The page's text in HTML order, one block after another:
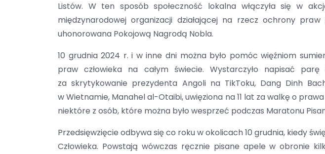
Listów. W ten sposób społeczność lokalna włączyła się w
międzynarodowej organizacji działającej na rzecz ochrony praw
uhonorowana Pokojową Nagrodą Nobla.
10 grudnia 2024 r. i w inne dni można było pomóc więźniom
praw człowieka na całym świecie. Wystarczyło napisać
za skrytykowanie prezydenta Angoli na TikToku, Dang Dinh
w Wietnamie, Manahel al-Otaibi, uwięziona na 11 lat za walkę o
niektóre z osób, które można było wesprzeć podczas Maratonu
Przedsięwzięcie odbywa się co roku w okolicach 10 grudnia, kiedy
Człowieka. Powstają wówczas ręcznie pisane apele w obronie